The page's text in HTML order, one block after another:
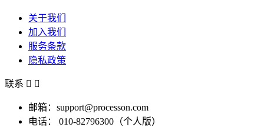
关于我们
加入我们
服务条款
隐私政策
联系  
邮箱：support@processon.com
电话：
010-82796300（个人版）